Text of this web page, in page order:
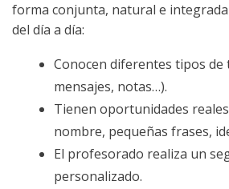
forma conjunta, natural e integrada
del día a día:
Conocen diferentes tipos de
mensajes, notas…).
Tienen oportunidades
nombre, pequeñas frases,
El profesorado realiza un
personalizado.